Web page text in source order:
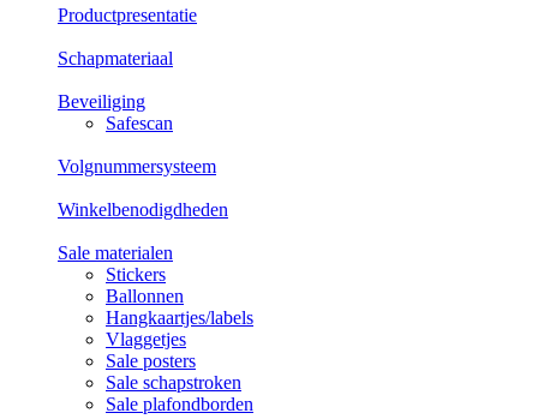
Productpresentatie
Schapmateriaal
Beveiliging
Safescan
Volgnummersysteem
Winkelbenodigdheden
Sale materialen
Stickers
Ballonnen
Hangkaartjes/labels
Vlaggetjes
Sale posters
Sale schapstroken
Sale plafondborden